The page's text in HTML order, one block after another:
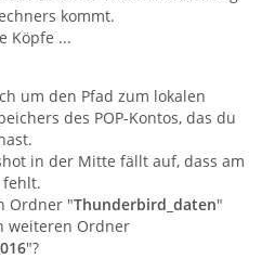
kommt.
Köpfe ...
um den Pfad zum lokalen
des POP-Kontos, das du
in der Mitte fällt auf, dass am
fehlt.
Ordner "Thunderbird_daten"
weiteren Ordner
"?